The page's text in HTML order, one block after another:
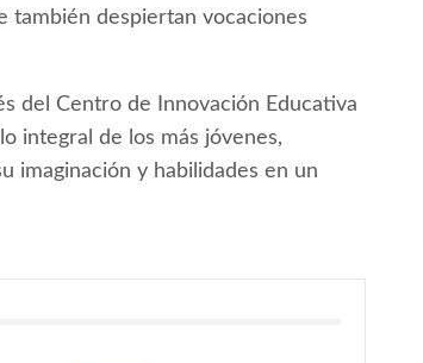
también despiertan vocaciones
del Centro de Innovación Educativa
integral de los más jóvenes,
imaginación y habilidades en un